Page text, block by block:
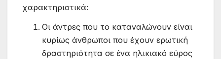
χαρακτηριστικά:
Οι άντρες που το καταναλώνουν είναι
κυρίως άνθρωποι που έχουν ερωτική
δραστηριότητα σε ένα ηλικιακό εύρος